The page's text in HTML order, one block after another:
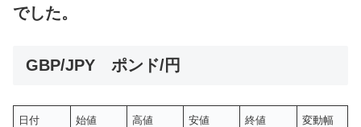
でした。
GBP/JPY ポンド/円
日付 始値 高値 安値 終値 変動幅